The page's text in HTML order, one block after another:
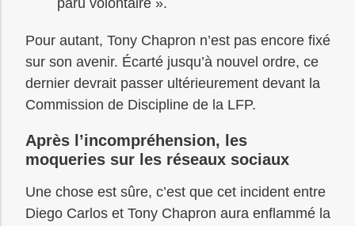
Pour autant, Tony Chapron n’est pas encore fixé
sur son avenir. Écarté jusqu’à nouvel ordre, ce
dernier devrait passer ultérieurement devant la
Commission de Discipline de la LFP.
Après l’incompréhension, les
moqueries sur les réseaux sociaux
Une chose est sûre, c’est que cet incident entre
Diego Carlos et Tony Chapron aura enflammé la